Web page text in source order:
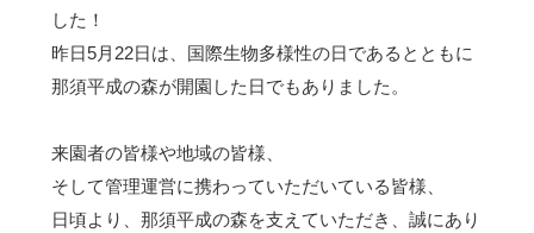
した！
昨日5月22日は、国際生物多様性の日であるとともに
那須平成の森が開園した日でもありました。
来園者の皆様や地域の皆様、
そして管理運営に携わっていただいている皆様、
日頃より、那須平成の森を支えていただき、誠にあり